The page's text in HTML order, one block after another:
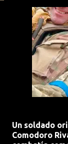
Un soldado
Comodoro